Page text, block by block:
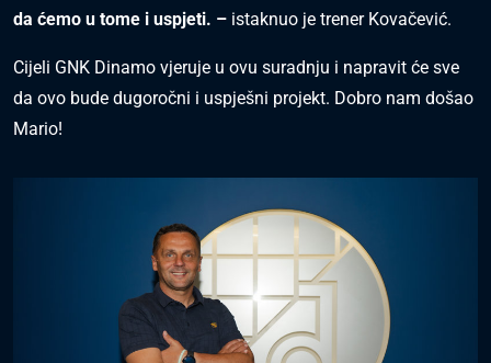
da ćemo u tome i uspjeti. – istaknuo je trener Kovačević.
Cijeli GNK Dinamo vjeruje u ovu suradnju i napravit će sve
da ovo bude dugoročni i uspješni projekt. Dobro nam došao
Mario!